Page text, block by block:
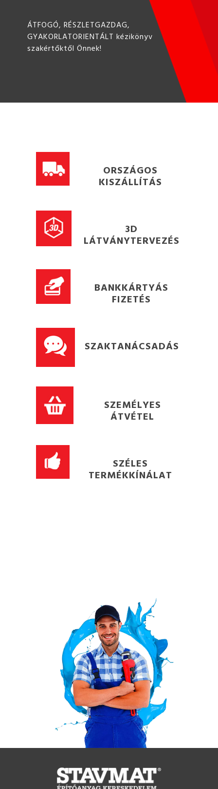
ÁTFOGÓ, RÉSZLETGAZDAG,
GYAKORLATORIENTÁLT kézikönyv
szakértőktől Önnek!
ORSZÁGOS
KISZÁLLÍTÁS
3D
LÁTVÁNYTERVEZÉS
BANKKÁRTYÁS
FIZETÉS
SZAKTANÁCSADÁS
SZEMÉLYES
ÁTVÉTEL
SZÉLES
TERMÉKKÍNÁLAT